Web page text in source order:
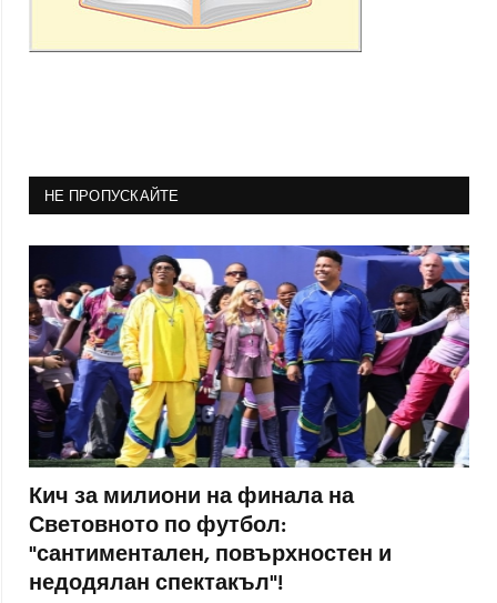
НЕ ПРОПУСКАЙТЕ
Кич за милиони на финала на
Световното по футбол:
"сантиментален, повърхностен и
недодялан спектакъл"!